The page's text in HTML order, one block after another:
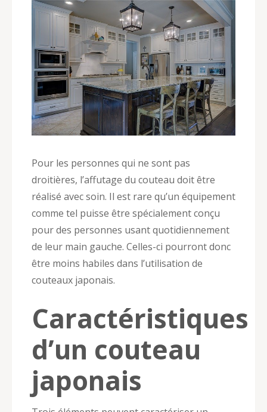
Pour les personnes qui ne sont pas
droitières, l’affutage du couteau doit être
réalisé avec soin. Il est rare qu’un équipement
comme tel puisse être spécialement conçu
pour des personnes usant quotidiennement
de leur main gauche. Celles-ci pourront donc
être moins habiles dans l’utilisation de
couteaux japonais.
Caractéristiques
d’un couteau
japonais